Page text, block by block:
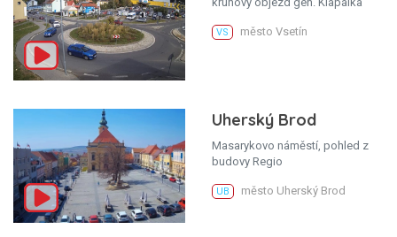
VS město Vsetín
Uherský Brod
Masarykovo náměstí, pohled z
budovy Regio
UB město Uherský Brod